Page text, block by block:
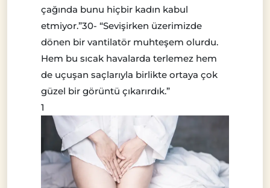
çağında bunu hiçbir kadın kabul
etmiyor.”30- “Sevişirken üzerimizde
dönen bir vantilatör muhteşem olurdu.
Hem bu sıcak havalarda terlemez hem
de uçuşan saçlarıyla birlikte ortaya çok
güzel bir görüntü çıkarırdık.”
1